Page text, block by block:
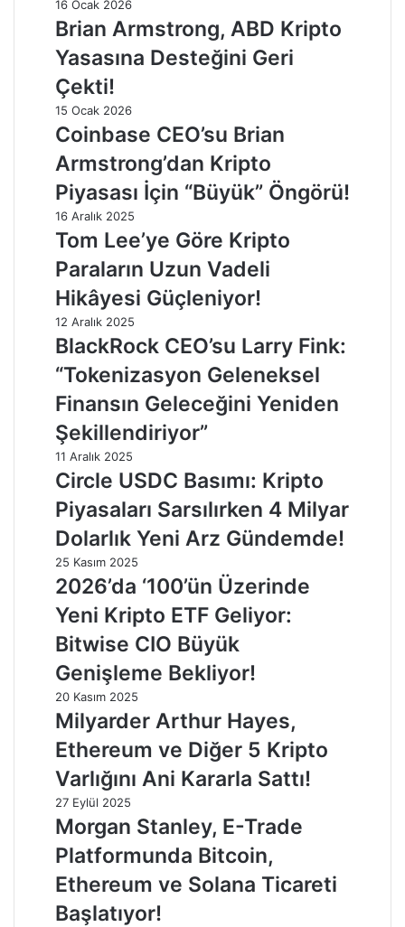
16 Ocak 2026
Brian Armstrong, ABD Kripto
Yasasına Desteğini Geri
Çekti!
15 Ocak 2026
Coinbase CEO’su Brian
Armstrong’dan Kripto
Piyasası İçin “Büyük” Öngörü!
16 Aralık 2025
Tom Lee’ye Göre Kripto
Paraların Uzun Vadeli
Hikâyesi Güçleniyor!
12 Aralık 2025
BlackRock CEO’su Larry Fink:
“Tokenizasyon Geleneksel
Finansın Geleceğini Yeniden
Şekillendiriyor”
11 Aralık 2025
Circle USDC Basımı: Kripto
Piyasaları Sarsılırken 4 Milyar
Dolarlık Yeni Arz Gündemde!
25 Kasım 2025
2026’da ‘100’ün Üzerinde
Yeni Kripto ETF Geliyor:
Bitwise CIO Büyük
Genişleme Bekliyor!
20 Kasım 2025
Milyarder Arthur Hayes,
Ethereum ve Diğer 5 Kripto
Varlığını Ani Kararla Sattı!
27 Eylül 2025
Morgan Stanley, E-Trade
Platformunda Bitcoin,
Ethereum ve Solana Ticareti
Başlatıyor!